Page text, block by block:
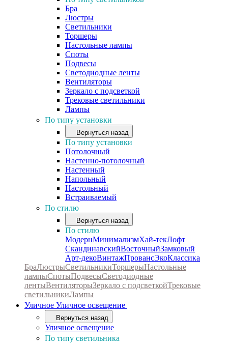
Бра
Люстры
Светильники
Торшеры
Настольные лампы
Споты
Подвесы
Светодиодные ленты
Вентиляторы
Зеркало с подсветкой
Трековые светильники
Лампы
По типу установки
Вернуться назад
По типу установки
Потолочный
Настенно-потолочный
Настенный
Напольный
Настольный
Встраиваемый
По стилю
Вернуться назад
По стилю
МодернМинимализмХай-текЛофт
СкандинавскийВосточныйЗамковый
Арт-декоВинтажПровансЭкоКлассика
БраЛюстрыСветильникиТоршерыНастольные
лампыСпотыПодвесыСветодиодные
лентыВентиляторыЗеркало с подсветкойТрековые
светильникиЛампы
Уличное Уличное освещение
Вернуться назад
Уличное освещение
По типу светильника